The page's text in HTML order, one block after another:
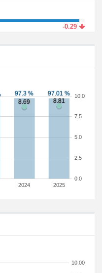
-0.29
2024 2025
0.0
2.5
5.0
7.5
10.0
10.00